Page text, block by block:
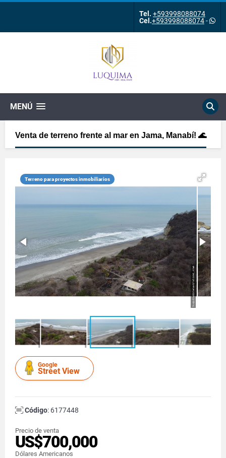
Tel. +593998088074
Cel.+593998088074-
MENÚ
Venta de terreno frente al mar en Jama, Manabí! 🌊
Terreno para proyectos inmobiliarios
Google
Street View
Código: 6177448
Precio de venta
US$700,000
Dólares Americanos